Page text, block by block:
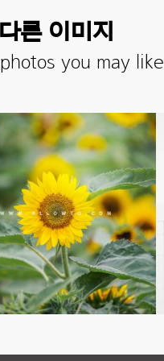
다른 이미지
you may like